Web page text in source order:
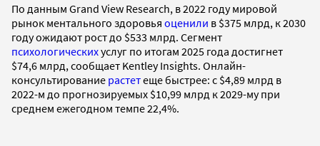
По данным Grand View Research, в 2022 году мировой
рынок ментального здоровья оценили в $375 млрд, к 2030
году ожидают рост до $533 млрд. Сегмент
психологическихуслуг по итогам 2025 года достигнет
$74,6 млрд, сообщает Kentley Insights. Онлайн-
консультирование растетеще быстрее: с $4,89 млрд в
2022-м до прогнозируемых $10,99 млрд к 2029-му при
среднем ежегодном темпе 22,4%.